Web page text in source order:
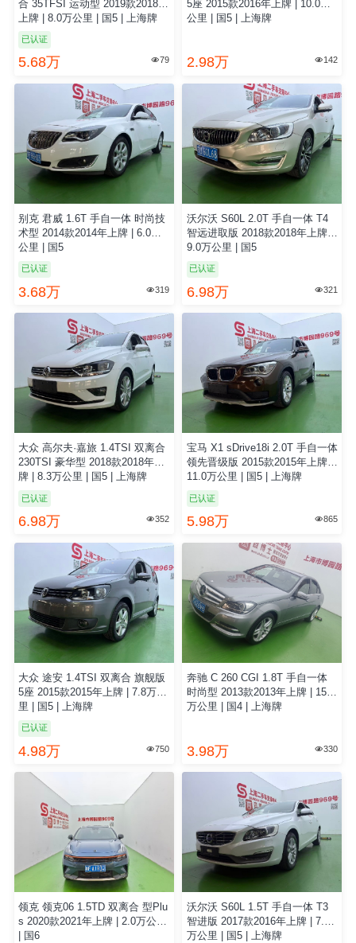
合 35TFSI 运动型 2019款2018年
上牌 | 8.0万公里 | 国5 | 上海牌
已认证
5.68万 79
5座 2015款2016年上牌 | 10.0万
公里 | 国5 | 上海牌
2.98万  142
别克 君威 1.6T 手自一体 时尚技
术型 2014款2014年上牌 | 6.0万
公里 | 国5
已认证
3.68万 319
沃尔沃 S60L 2.0T 手自一体 T4
智远进取版 2018款2018年上牌 |
9.0万公里 | 国5
已认证
6.98万 321
大众 高尔夫·嘉旅 1.4TSI 双离合
230TSI 豪华型 2018款2018年上
牌 | 8.3万公里 | 国5 | 上海牌
已认证
6.98万 352
宝马 X1 sDrive18i 2.0T 手自一体
领先晋级版 2015款2015年上牌 |
11.0万公里 | 国5 | 上海牌
已认证
5.98万 865
大众 途安 1.4TSI 双离合 旗舰版
5座 2015款2015年上牌 | 7.8万公
里 | 国5 | 上海牌
已认证
4.98万 750
奔驰 C 260 CGI 1.8T 手自一体
时尚型 2013款2013年上牌 | 15.0
万公里 | 国4 | 上海牌
3.98万 330
领克 领克06 1.5TD 双离合 型Plu
s 2020款2021年上牌 | 2.0万公里
| 国6
沃尔沃 S60L 1.5T 手自一体 T3
智进版 2017款2016年上牌 | 7.0
万公里 | 国5 | 上海牌